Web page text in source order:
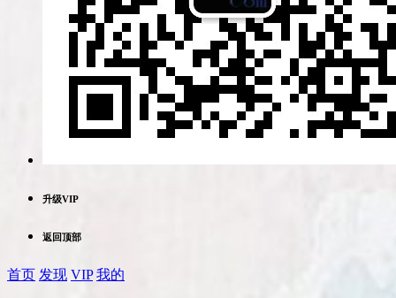
升级VIP
返回顶部
首页 发现 VIP 我的